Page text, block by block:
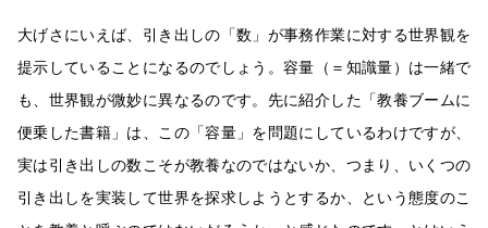
大げさにいえば、引き出しの「数」が事務作業に対する世界観を
提示していることになるのでしょう。容量（＝知識量）は一緒で
も、世界観が微妙に異なるのです。先に紹介した「教養ブームに
便乗した書籍」は、この「容量」を問題にしているわけですが、
実は引き出しの数こそが教養なのではないか、つまり、いくつの
引き出しを実装して世界を探求しようとするか、という態度のこ